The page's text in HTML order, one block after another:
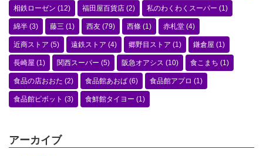
相鉄ローゼン (12) 福田屋百貨店 (2) 私のわくわくスーパー (1)
綿半 (3) 藤三 (1) 西友 (79) 西條 (1) 赤札堂 (4)
近商ストア (5) 遠鉄ストア (4) 郷野目ストア (1) 鎌倉屋 (1)
長崎屋 (1) 関西スーパー (5) 阪急オアシス (10) 食こまち (1)
食品の店おおた (2) 食品館あおば (6) 食品館アプロ (1)
食品館ピボット (3) 食鮮館タイヨー (1)
アーカイブ